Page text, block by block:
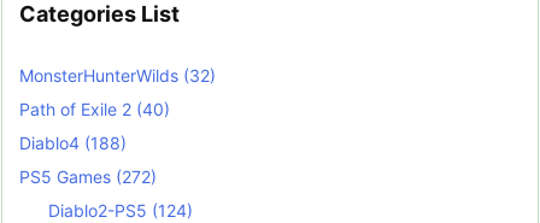
Categories List
MonsterHunterWilds (32)
Path of Exile 2 (40)
Diablo4 (188)
PS5 Games (272)
Diablo2-PS5 (124)